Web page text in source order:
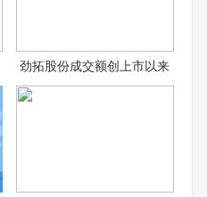
劲拓股份成交额创上市以来